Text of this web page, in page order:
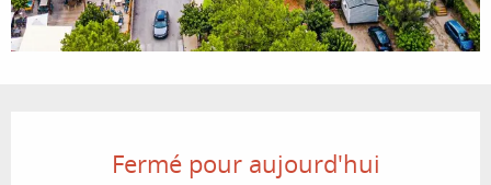
Fermé pour aujourd'hui